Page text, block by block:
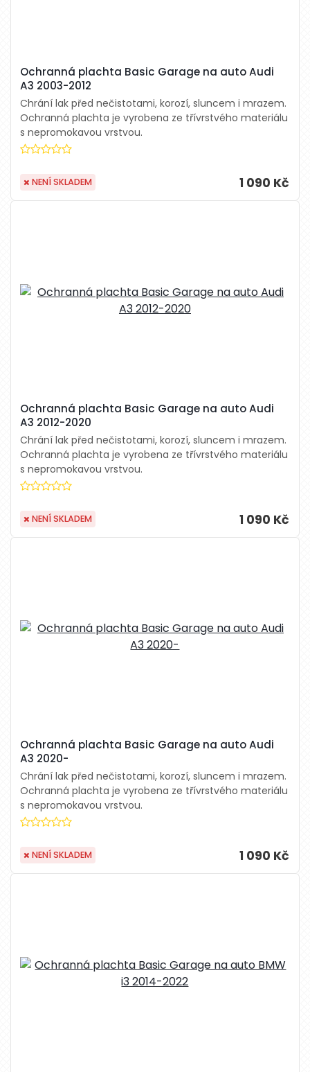
Ochranná plachta Basic Garage na auto Audi
A3 2003-2012
Chrání lak před nečistotami, korozí, sluncem i mrazem.
Ochranná plachta je vyrobena ze třívrstvého materiálu
s nepromokavou vrstvou.
1 090 Kč
NENÍ SKLADEM
Ochranná plachta Basic Garage na auto Audi
A3 2012-2020
Chrání lak před nečistotami, korozí, sluncem i mrazem.
Ochranná plachta je vyrobena ze třívrstvého materiálu
s nepromokavou vrstvou.
1 090 Kč
NENÍ SKLADEM
Ochranná plachta Basic Garage na auto Audi
A3 2020-
Chrání lak před nečistotami, korozí, sluncem i mrazem.
Ochranná plachta je vyrobena ze třívrstvého materiálu
s nepromokavou vrstvou.
1 090 Kč
NENÍ SKLADEM